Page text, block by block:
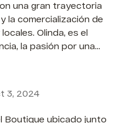
una gran trayectoria
la comercialización de
Olinda, es el
la pasión por una...
3, 2024
Boutique ubicado junto